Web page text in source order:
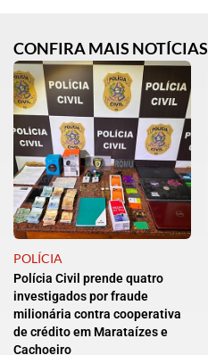
CONFIRA MAIS NOTÍCIAS
POLÍCIA
Polícia Civil prende quatro
investigados por fraude
milionária contra cooperativa
de crédito em Marataízes e
Cachoeiro